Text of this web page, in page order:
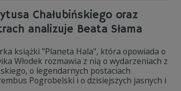
Chałubińskiego oraz
analizuje Beata Słama
książki "Planeta Hala", która opowiada o
Włodek rozmawia z nią o wydarzeniach z
o legendarnych postaciach
Pogrobelski i o dzisiejszych jasnych i